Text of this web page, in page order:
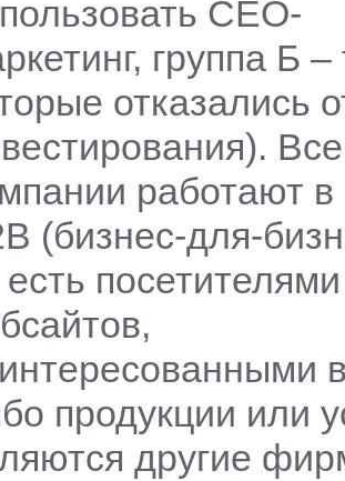
СЕО-
группа Б –
отказались
Все
работают
(бизнес-для-
есть
продукции или
другие